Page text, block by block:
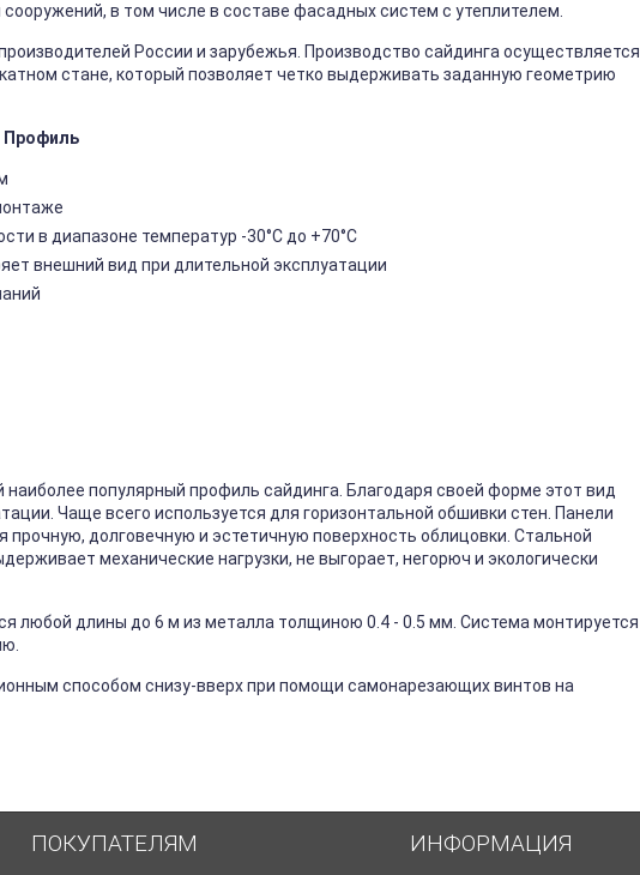
в том числе в составе фасадных систем с утеплителем.
России и зарубежья. Производство сайдинга осуществляется
стане, который позволяет четко выдерживать заданную геометрию
Профиль
в диапазоне температур -30°C до +70°C
внешний вид при длительной эксплуатации
наиболее популярный профиль сайдинга. Благодаря своей форме этот вид
Чаще всего используется для горизонтальной обшивки стен. Панели
прочную, долговечную и эстетичную поверхность облицовки. Стальной
механические нагрузки, не выгорает, негорюч и экологически
любой длины до 6 м из металла толщиною 0.4 - 0.5 мм. Система монтируется
способом снизу-вверх при помощи самонарезающих винтов на
ПОКУПАТЕЛЯМ ИНФОРМАЦИЯ